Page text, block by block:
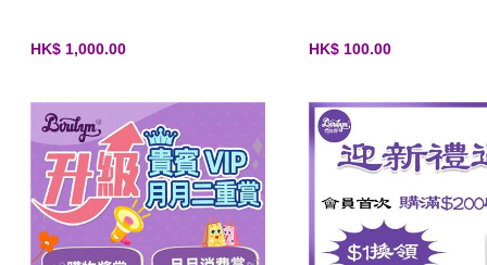
HK$ 1,000.00 HK$ 100.00